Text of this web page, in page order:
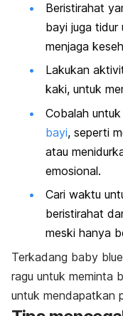
Beristirahat
bayi juga tidur
menjaga
Lakukan
kaki, untuk
Cobalah
bayi, seperti
atau
emosional.
Cari waktu
beristirahat
meski hanya
Terkadang baby
ragu untuk meminta
untuk mendapatkan